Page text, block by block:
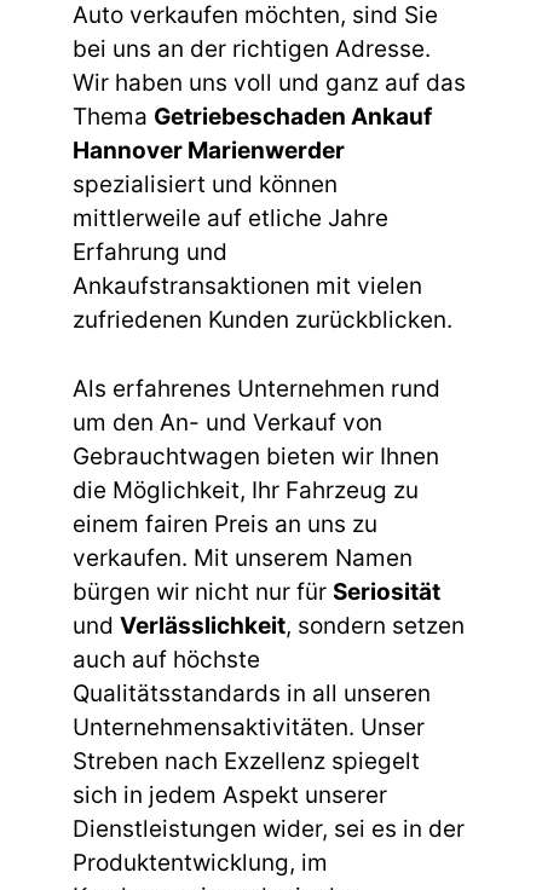
Auto verkaufen möchten, sind Sie
bei uns an der richtigen Adresse.
Wir haben uns voll und ganz auf das
Thema Getriebeschaden Ankauf
Hannover Marienwerder
spezialisiert und können
mittlerweile auf etliche Jahre
Erfahrung und
Ankaufstransaktionen mit vielen
zufriedenen Kunden zurückblicken.
Als erfahrenes Unternehmen rund
um den An- und Verkauf von
Gebrauchtwagen bieten wir Ihnen
die Möglichkeit, Ihr Fahrzeug zu
einem fairen Preis an uns zu
verkaufen. Mit unserem Namen
bürgen wir nicht nur für Seriosität
und Verlässlichkeit, sondern setzen
auch auf höchste
Qualitätsstandards in all unseren
Unternehmensaktivitäten. Unser
Streben nach Exzellenz spiegelt
sich in jedem Aspekt unserer
Dienstleistungen wider, sei es in der
Produktentwicklung, im